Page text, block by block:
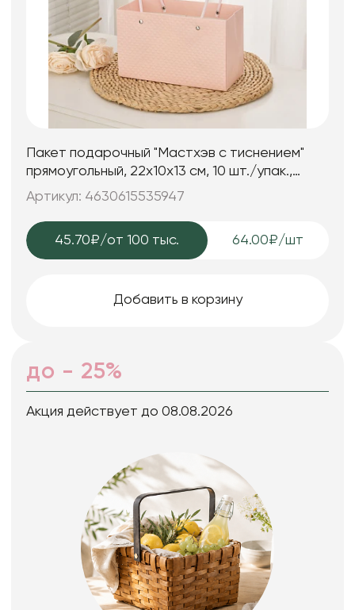
Пакет подарочный "Мастхэв c тиснением"
прямоугольный, 22х10х13 см, 10 шт./упак.,
пудровый
Артикул: 4630615535947
45.70₽/от 100 тыс. 64.00₽/шт
Добавить в корзину
до - 25%
Акция действует до 08.08.2026